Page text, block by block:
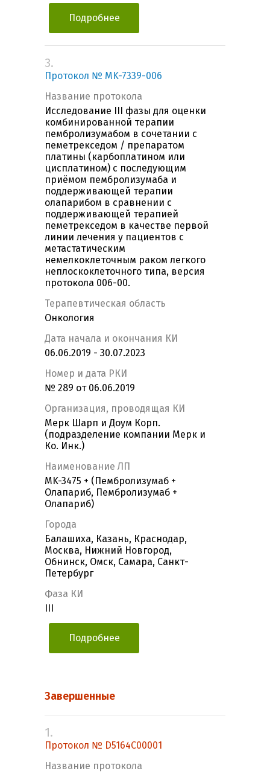
Подробнее
3.
Протокол № MK-7339-006
Название протокола
Исследование III фазы для оценки
комбинированной терапии
пембролизумабом в сочетании с
пеметрекседом / препаратом
платины (карбоплатином или
цисплатином) с последующим
приёмом пембролизумаба и
поддерживающей терапии
олапарибом в сравнении с
поддерживающей терапией
пеметрекседом в качестве первой
линии лечения у пациентов с
метастатическим
немелкоклеточным раком легкого
неплоскоклеточного типа, версия
протокола 006-00.
Терапевтическая область
Онкология
Дата начала и окончания КИ
06.06.2019 - 30.07.2023
Номер и дата РКИ
№ 289 от 06.06.2019
Организация, проводящая КИ
Мерк Шарп и Доум Корп.
(подразделение компании Мерк и
Ко. Инк.)
Наименование ЛП
MK-3475 + (Пембролизумаб +
Олапариб, Пембролизумаб +
Олапариб)
Города
Балашиха, Казань, Краснодар,
Москва, Нижний Новгород,
Обнинск, Омск, Самара, Санкт-
Петербург
Фаза КИ
Подробнее
Завершенные
1.
Протокол № D5164C00001
Название протокола